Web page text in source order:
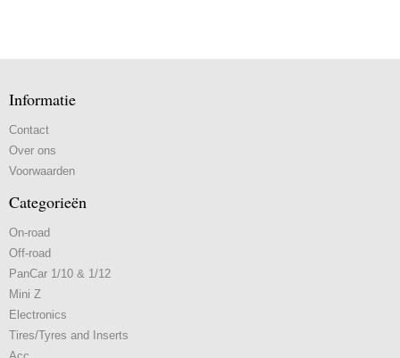
Informatie
Contact
Over ons
Voorwaarden
Categorieën
On-road
Off-road
PanCar 1/10 & 1/12
Mini Z
Electronics
Tires/Tyres and Inserts